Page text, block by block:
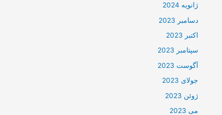
ژانویه 2024
دسامبر 2023
اکتبر 2023
سپتامبر 2023
آگوست 2023
جولای 2023
ژوئن 2023
می 2023